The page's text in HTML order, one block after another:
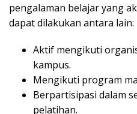
pengalaman belajar yang
dapat dilakukan antara lain:
Aktif mengikuti
kampus.
Mengikuti program
Berpartisipasi dalam
pelatihan.